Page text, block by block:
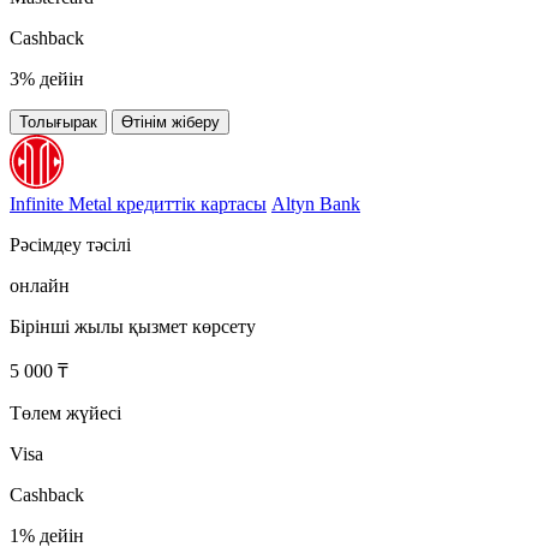
Cashback
3% дейін
Толығырак Өтінім жіберу
Infinite Metal кредиттік картасы Altyn Bank
Рәсімдеу тәсілі
онлайн
Бірінші жылы қызмет көрсету
5 000 ₸
Төлем жүйесі
Visa
Cashback
1% дейін